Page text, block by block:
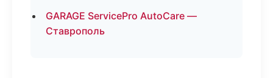
GARAGE ServicePro AutoCare —
Ставрополь